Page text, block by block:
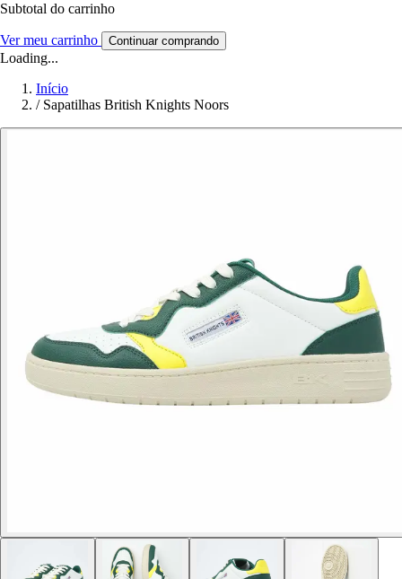
Subtotal do carrinho
Ver meu carrinho Continuar comprando
Loading...
Início
/ Sapatilhas British Knights Noors